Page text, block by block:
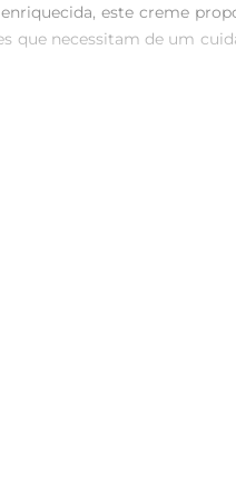
este creme
que necessitam de um
pelos fios,
sensorial.